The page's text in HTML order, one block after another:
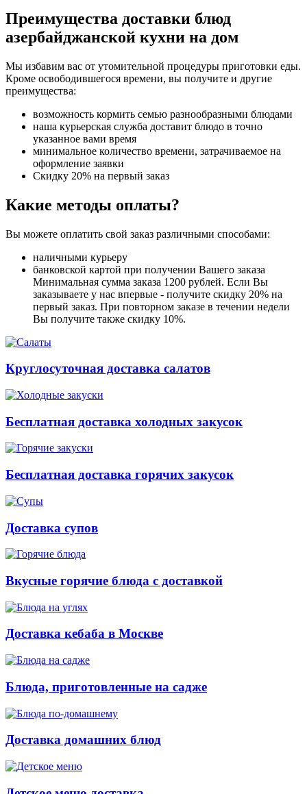
Преимущества доставки блюд
азербайджанской кухни на дом
Мы избавим вас от утомительной процедуры приготовки еды.
Кроме освободившегося времени, вы получите и другие
преимущества:
возможность кормить семью разнообразными блюдами
наша курьерская служба доставит блюдо в точно
указанное вами время
минимальное количество времени, затрачиваемое на
оформление заявки
Скидку 20% на первый заказ
Какие методы оплаты?
Вы можете оплатить свой заказ различными способами:
наличными курьеру
банковской картой при получении Вашего заказа
Минимальная сумма заказа 1200 рублей. Если Вы
заказываете у нас впервые - получите скидку 20% на
первый заказ. При повторном заказе в течении недели
Вы получите также скидку 10%.
Круглосуточная доставка салатов
Бесплатная доставка холодных закусок
Бесплатная доставка горячих закусок
Доставка супов
Вкусные горячие блюда с доставкой
Доставка кебаба в Москве
Блюда, приготовленные на садже
Доставка домашних блюд